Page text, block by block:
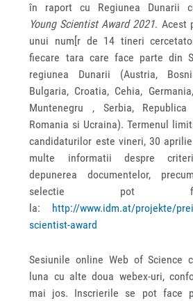
în raport cu Regiunea Dunarii
Young Scientist Award 2021. Acest
unui num[r de 14 tineri
fiecare tara care face parte din
regiunea Dunarii (Austria,
Bulgaria, Croatia, Cehia,
Muntenegru , Serbia, Republica
Romania si Ucraina). Termenul
candidaturilor este vineri, 30
multe informatii despre
depunerea documentelor,
selectie pot
la:
http://www.idm.at/projekte/
scientist-award
Sesiunile online Web of Science
luna cu alte doua webex-uri,
mai jos. Inscrierile se pot face